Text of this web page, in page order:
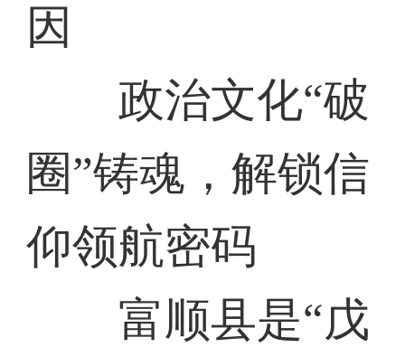
因
政治文化“破
圈”铸魂，解锁信
仰领航密码
富顺县是“戊